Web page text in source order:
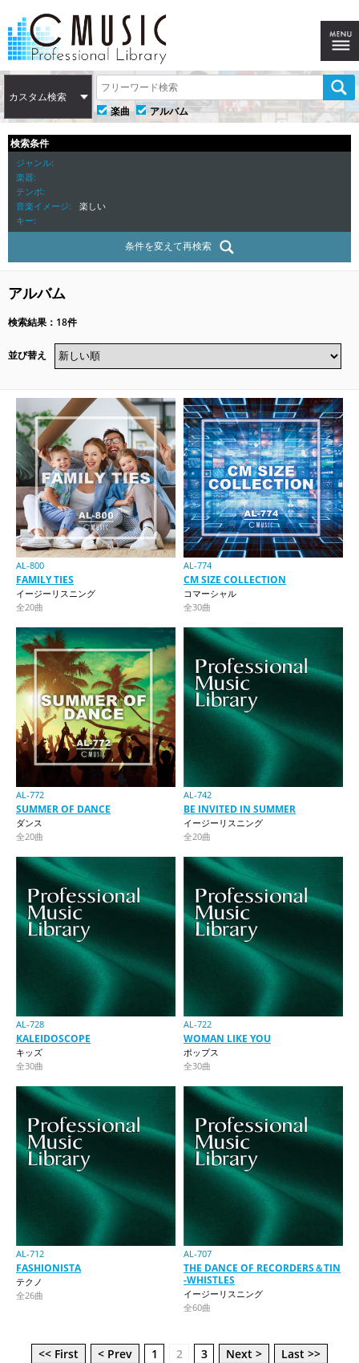
カスタム検索
楽曲
アルバム
検索条件
ジャンル
楽器
テンポ
音楽イメージ
楽しい
キー
条件を変えて再検索
アルバム
検索結果：18件
並び替え
AL-800
FAMILY TIES
イージーリスニング
全20曲
AL-774
CM SIZE COLLECTION
コマーシャル
全30曲
AL-772
SUMMER OF DANCE
ダンス
全20曲
AL-742
BE INVITED IN SUMMER
イージーリスニング
全20曲
AL-728
KALEIDOSCOPE
キッズ
全30曲
AL-722
WOMAN LIKE YOU
ポップス
全30曲
AL-712
FASHIONISTA
テクノ
全26曲
AL-707
THE DANCE OF RECORDERS＆TIN
-WHISTLES
イージーリスニング
全60曲
<< First < Prev 1 2 3 Next > Last >>